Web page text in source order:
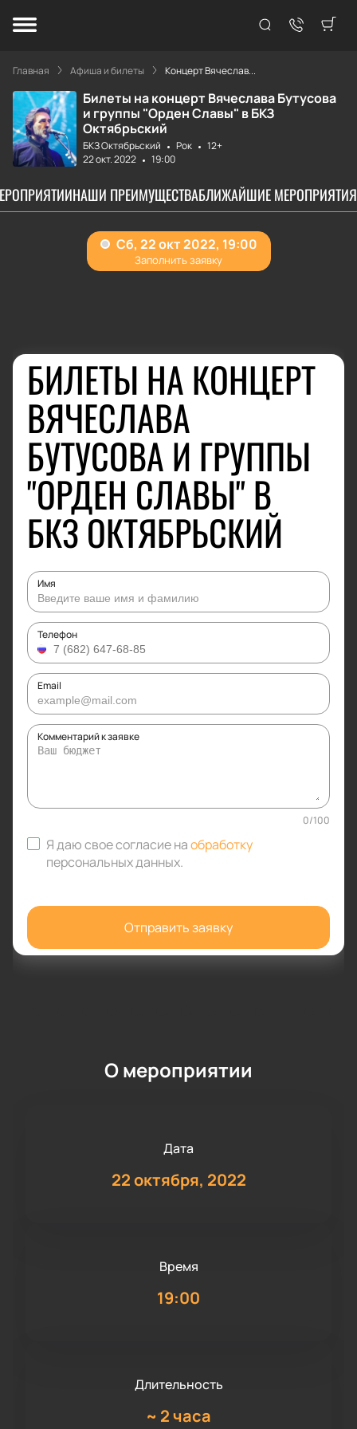
Главная Афиша и билеты Концерт Вячеслав...
Билеты на концерт Вячеслава Бутусова
и группы "Орден Славы" в БКЗ
Октябрьский
БКЗ Октябрьский Рок
12+
22 окт. 2022
19:00
НАШИ ПРЕИМУЩЕСТВАБЛИЖАЙШИЕ МЕРОПРИЯТИЯ
БИЛЕТЫ НА КОНЦЕРТ
ВЯЧЕСЛАВА
БУТУСОВА И ГРУППЫ
"ОРДЕН СЛАВЫ" В
БКЗ ОКТЯБРЬСКИЙ
Имя
Телефон
Email
Комментарий к заявке
0/100
Я даю свое согласие наобработку
персональных данных.
Отправить заявку
О мероприятии
Дата
22 октября, 2022
Время
19:00
Длительность
~ 2 часа